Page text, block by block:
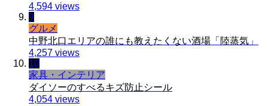
4,594 views
9
グルメ
中野北口エリアの誰にも教えたくない酒場「陸蒸気」
4,257 views
10
家具・インテリア
ダイソーのすべるキズ防止シール
4,054 views